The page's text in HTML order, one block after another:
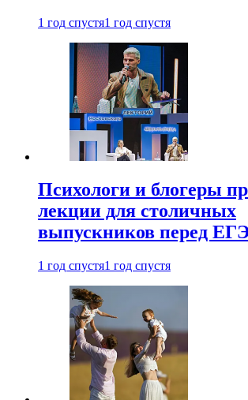
1 год спустя1 год спустя
Психологи и блогеры
лекции для столичных
выпускников перед
1 год спустя1 год спустя